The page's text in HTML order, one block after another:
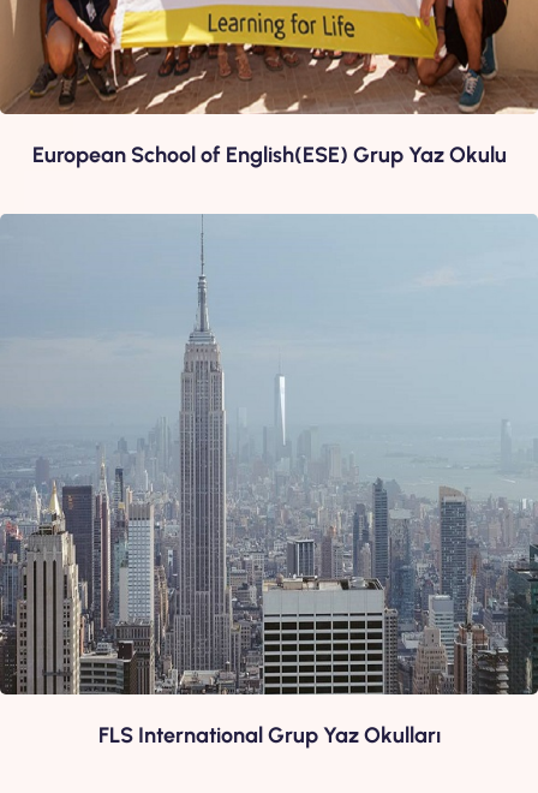
European School of English(ESE) Grup Yaz Okulu
FLS International Grup Yaz Okulları